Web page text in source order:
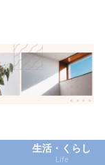
生活・くらし
Life